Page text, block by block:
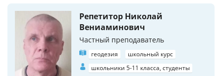
Репетитор Николай
Вениаминович
Частный преподаватель
геодезия
школьный курс
школьники 5-11 класса, студенты